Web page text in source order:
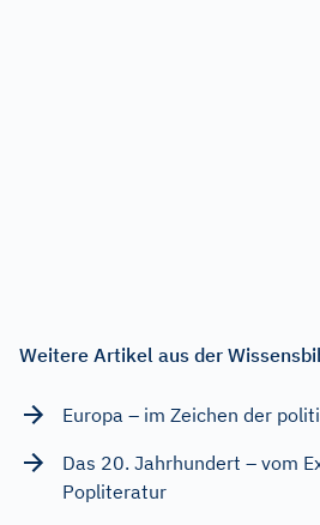
Weitere Artikel aus der
Europa – im Zeichen der
Das 20. Jahrhundert – vom
Popliteratur